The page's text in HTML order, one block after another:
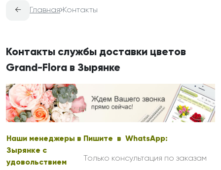
← Главная Контакты
Контакты службы доставки цветов
Grand-Flora в Зырянке
Наши менеджеры в
Зырянке с
удовольствием
Пишите в WhatsApp:
Только консультация по заказам